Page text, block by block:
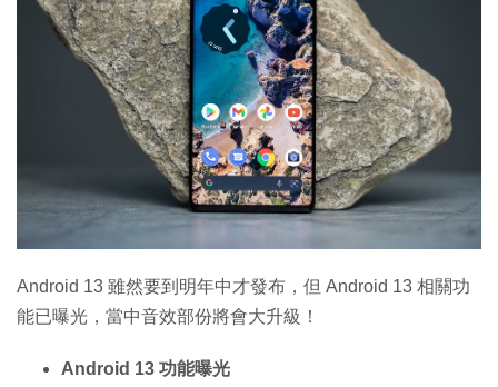
IT Times
生成式AI與雲端應用
Enterprise Digital Transformation
Android 13 雖然要到明年中才發布，但 Android 13 相關功
能已曝光，當中音效部份將會大升級！
Android 13 功能曝光